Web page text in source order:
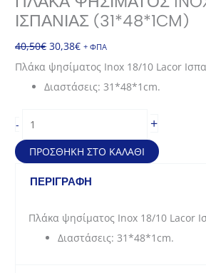
ΙΣΠΑΝΊΑΣ (31*48*1CM)
40,50€ Original
price
was:
40,50€.
30,38€Η
τρέχουσα
τιμή
είναι:
+ ΦΠΑ
Πλάκα ψησίματος Inox 18/10 Lacor
Διαστάσεις: 31*48*1cm.
-
ψησίματος
Inox
Lacor
Ισπανίας
+
ΠΡΟΣΘΉΚΗ ΣΤΟ ΚΑΛΆΘΙ
ΠΕΡΙΓΡΑΦΉ
Πλάκα ψησίματος Inox 18/10 Lacor
Διαστάσεις: 31*48*1cm.